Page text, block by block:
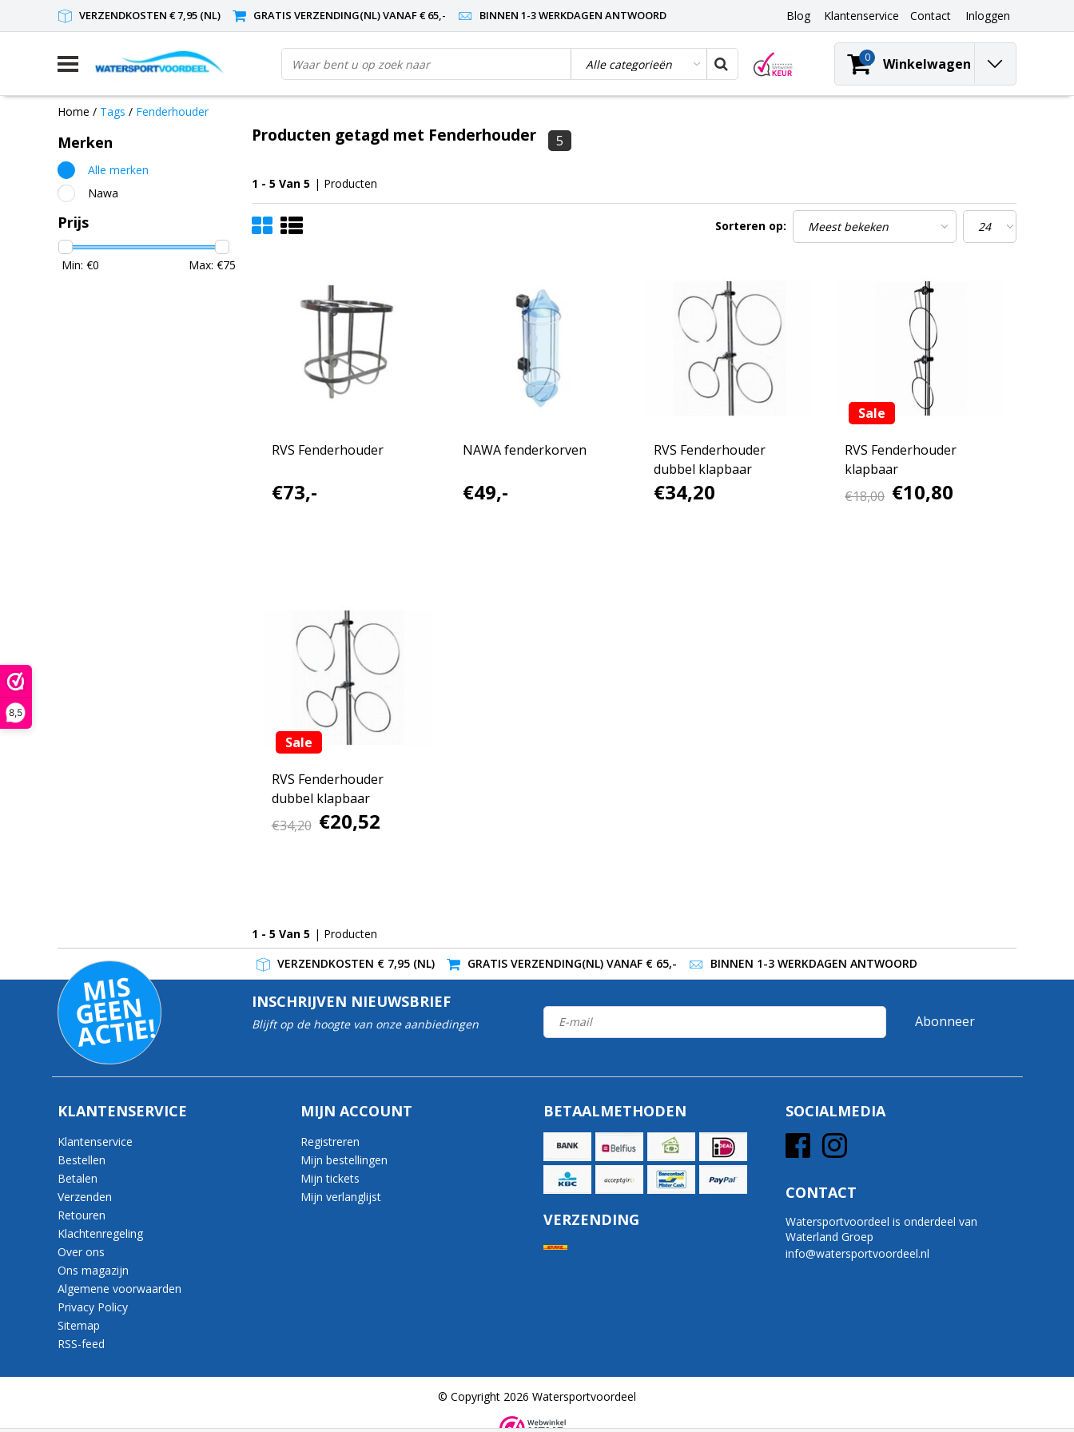
8,5
VERZENDKOSTEN € 7,95 (NL) GRATIS VERZENDING(NL) VANAF € 65,- BINNEN 1-3 WERKDAGEN ANTWOORD Blog Klantenservice Contact Inloggen
0 Winkelwagen
Home / Tags / Fenderhouder
Merken
Alle merken
Nawa
Prijs
Min: €0 Max: €75
Producten getagd met Fenderhouder 5
1 - 5 Van 5 | Producten
Sorteren op:
RVS Fenderhouder
€73,-
NAWA fenderkorven
€49,-
RVS Fenderhouder
dubbel klapbaar
€34,20
Sale
RVS Fenderhouder
klapbaar
€18,00 €10,80
Sale
RVS Fenderhouder
dubbel klapbaar
€34,20 €20,52
1 - 5 Van 5 | Producten
VERZENDKOSTEN € 7,95 (NL)
GRATIS VERZENDING(NL) VANAF € 65,- BINNEN 1-3 WERKDAGEN ANTWOORD
MI
S
G
E
E
N
A
C
TI
E!
INSCHRIJVEN NIEUWSBRIEF
Blijft op de hoogte van onze aanbiedingen Abonneer
KLANTENSERVICE
Klantenservice
Bestellen
Betalen
Verzenden
Retouren
Klachtenregeling
Over ons
Ons magazijn
Algemene voorwaarden
Privacy Policy
Sitemap
RSS-feed
MIJN ACCOUNT
Registreren
Mijn bestellingen
Mijn tickets
Mijn verlanglijst
BETAALMETHODEN
VERZENDING
SOCIALMEDIA
CONTACT
Watersportvoordeel is onderdeel van
Waterland Groep
info@watersportvoordeel.nl
© Copyright 2026 Watersportvoordeel